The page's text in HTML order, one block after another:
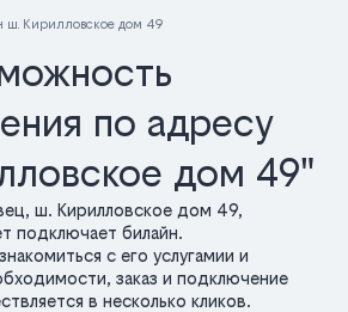
ш. Кирилловское дом 49
по адресу
дом 49"
ш. Кирилловское дом 49,
подключает билайн.
с его услугамии и
заказ и подключение
в несколько кликов.